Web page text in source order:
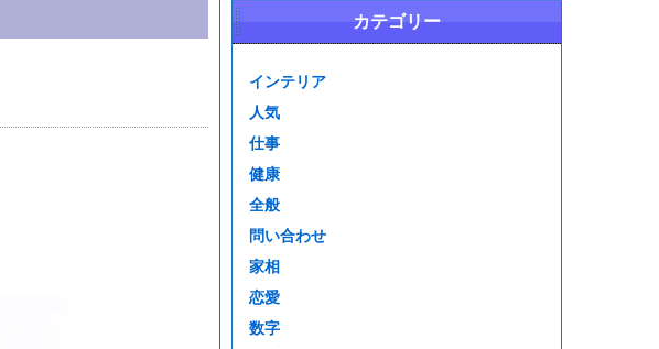
カテゴリー
インテリア
人気
仕事
健康
全般
問い合わせ
家相
恋愛
数字